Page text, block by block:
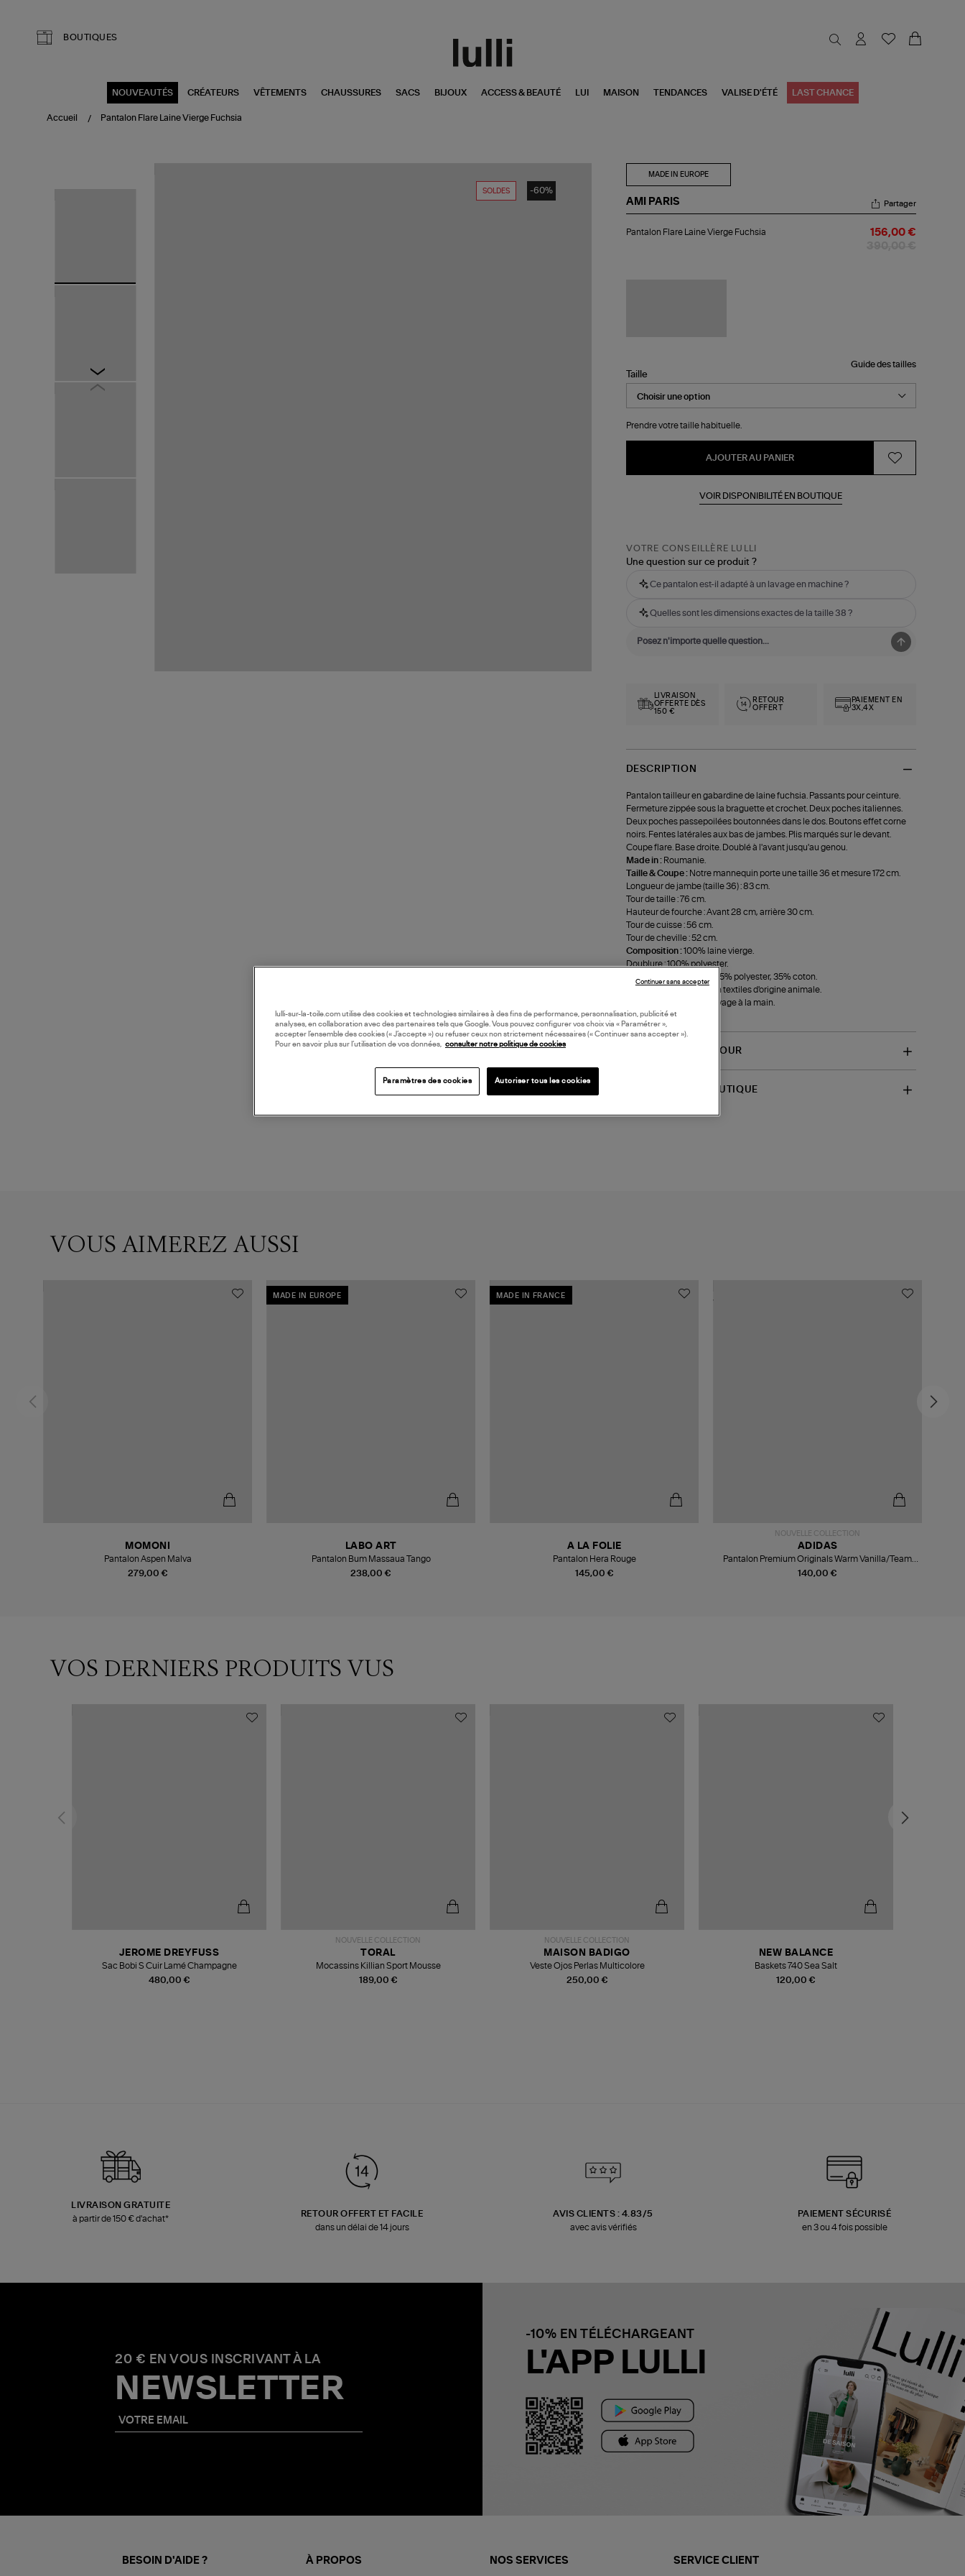
BOUTIQUES
NOUVEAUTÉS CRÉATEURS VÊTEMENTS CHAUSSURES SACS BIJOUX ACCESS & BEAUTÉ LUI MAISON TENDANCES VALISE D'ÉTÉ LAST CHANCE
Accueil Pantalon Flare Laine Vierge Fuchsia
SOLDES -60%
MADE IN EUROPE
AMI PARIS
Flare
Partager
Pantalon Flare Laine Vierge Fuchsia 156,00 €
Guide des tailles
Taille
Prendre votre taille habituelle.
AJOUTER AU PANIER
VOIR DISPONIBILITÉ EN BOUTIQUE
VOTRE CONSEILLÈRE LULLI
Une question sur ce produit ?
Ce pantalon est-il adapté à un lavage en machine ?
Quelles sont les dimensions exactes de la taille 38 ?
LIVRAISON
OFFERTE DÈS
150 €
RETOUR
OFFERT
PAIEMENT EN
3X,4X
DESCRIPTION
Pantalon tailleur en gabardine de laine fuchsia. Passants pour ceinture.
Fermeture zippée sous la braguette et crochet. Deux poches italiennes.
Deux poches passepoilées boutonnées dans le dos. Boutons effet corne
noirs. Fentes latérales aux bas de jambes. Plis marqués sur le devant.
Coupe flare. Base droite. Doublé à l'avant jusqu'au genou.
Made in : Roumanie.
Taille & Coupe : Notre mannequin porte une taille 36 et mesure 172 cm.
Longueur de jambe (taille 36) : 83 cm.
Tour de taille : 76 cm.
Hauteur de fourche : Avant 28 cm, arrière 30 cm.
Tour de cuisse : 56 cm.
Tour de cheville : 52 cm.
Composition :100% laine vierge.
Doublure : 100% polyester.
Doublure des poches : 65% polyester, 35% coton.
Contient des parties non textiles d'origine animale.
Lavage à la main.
(ref-FTR006286618)
LIVRAISON ET RETOUR
DISPONIBILITÉ BOUTIQUE
VOUS AIMEREZ AUSSI
279,00 €
MOMONI
Pantalon Aspen Malva
MADE IN EUROPE
238,00 €
LABO ART
Pantalon Bum Massaua Tango
MADE IN FRANCE
145,00 €
A LA FOLIE
Pantalon Hera Rouge
NOUVELLE COLLECTION
140,00 €
ADIDAS
Pantalon Premium Originals Warm Vanilla/Team
Victory Red
VOS DERNIERS PRODUITS VUS
480,00 €
JEROME DREYFUSS
Sac Bobi S Cuir Lamé Champagne
NOUVELLE COLLECTION
189,00 €
TORAL
Mocassins Killian Sport Mousse
NOUVELLE COLLECTION
250,00 €
MAISON BADIGO
Veste Ojos Perlas Multicolore
120,00 €
NEW BALANCE
Baskets 740 Sea Salt
LIVRAISON GRATUITE
à partir de 150 € d'achat*
RETOUR OFFERT ET FACILE
dans un délai de 14 jours
AVIS CLIENTS : 4.83/5
avec avis vérifiés
PAIEMENT SÉCURISÉ
en 3 ou 4 fois possible
20 € EN VOUS INSCRIVANT À LA
NEWSLETTER
-10% EN TÉLÉCHARGEANT
L'APP LULLI
BESOIN D'AIDE ? À PROPOS NOS SERVICES SERVICE CLIENT
lulli-sur-la-toile.com utilise des cookies et technologies similaires à des fins de performance, personnalisation, publicité et
analyses, en collaboration avec des partenaires tels que Google. Vous pouvez configurer vos choix via « Paramétrer »,
accepter l’ensemble des cookies (« J’accepte ») ou refuser ceux non strictement nécessaires (« Continuer sans accepter »).
Pour en savoir plus sur l’utilisation de vos données, consulter notre politique de cookies
Paramètres des cookies Autoriser tous les cookies
Continuer sans accepter